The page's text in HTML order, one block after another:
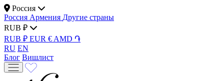
Россия
Россия Армения Другие страны
RUB ₽
RUB ₽ EUR € AMD ֏
RU EN
Блог Вишлист